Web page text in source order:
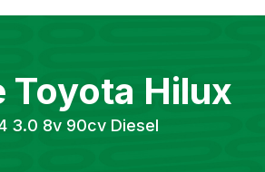
Toyota Hilux
3.0 8v 90cv Diesel